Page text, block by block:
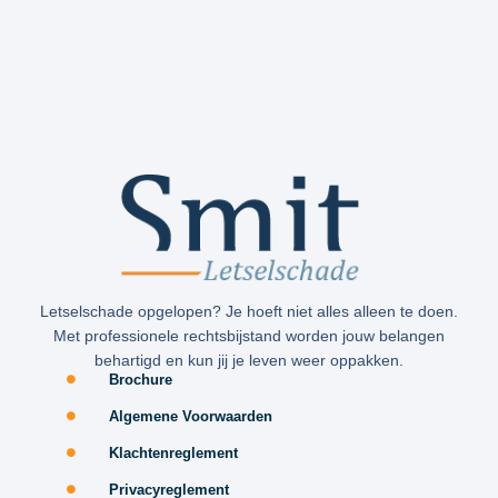
Letselschade opgelopen? Je hoeft niet alles alleen te doen.
Met professionele rechtsbijstand worden jouw belangen
behartigd en kun jij je leven weer oppakken.
Brochure
Algemene Voorwaarden
Klachtenreglement
Privacyreglement